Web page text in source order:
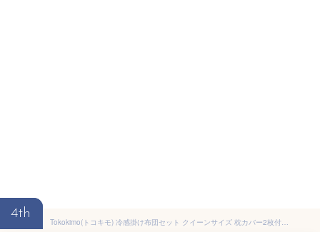
4th
Tokokimo(トコキモ) 冷感掛け布団セット クイーンサイズ 枕カバー2枚付き ブルー 温度調節&軽量ブランケット 寝汗対策 90x90インチ 夏用ソフト寝具 洗濯機洗い可